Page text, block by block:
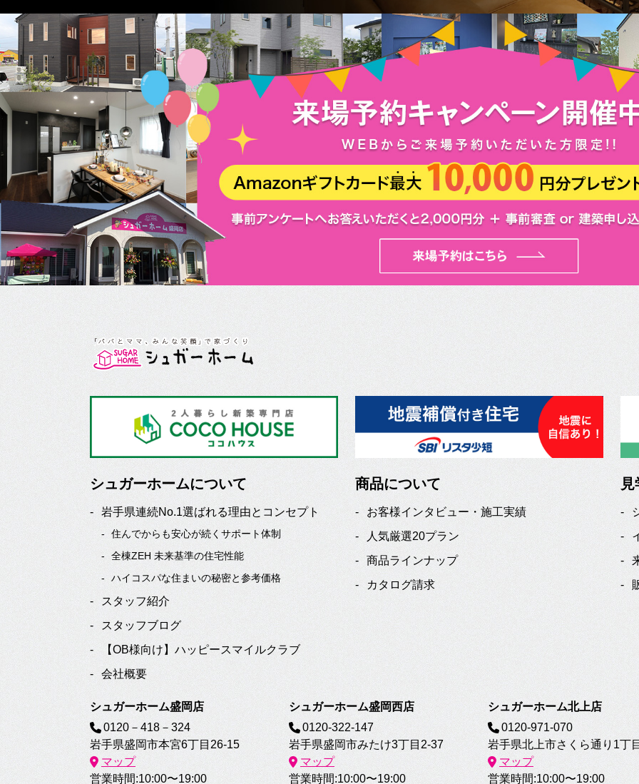
シュガーホームについて
岩手県連続No.1選ばれる理由とコンセプト
住んでからも安心が続くサポート体制
全棟ZEH 未来基準の住宅性能
ハイコスパな住まいの秘密と参考価格
スタッフ紹介
スタッフブログ
【OB様向け】ハッピースマイルクラブ
会社概要
商品について
お客様インタビュー・施工実績
人気厳選20プラン
商品ラインナップ
カタログ請求
シュガーホーム盛岡店
0120－418－324
岩手県盛岡市本宮6丁目26-15
マップ
営業時間:10:00〜19:00
シュガーホーム盛岡西店
0120-322-147
岩手県盛岡市みたけ3丁目2-37
マップ
営業時間:10:00〜19:00
シュガーホーム北上店
0120-971-070
岩手県北上市さくら通り1丁
マップ
営業時間:10:00〜19:00